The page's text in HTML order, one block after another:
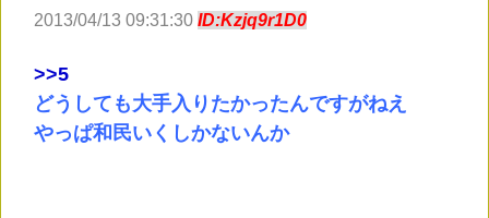
2013/04/13 09:31:30 ID:Kzjq9r1D0
>>5
どうしても大手入りたかったんですがねえ
やっぱ和民いくしかないんか